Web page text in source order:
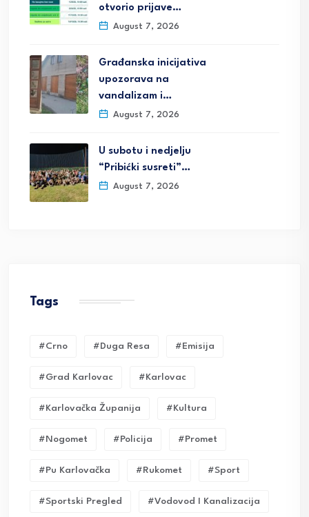
otvorio prijave…
August 7, 2026
Građanska inicijativa
upozorava na
vandalizam i…
August 7, 2026
U subotu i nedjelju
“Pribićki susreti”…
August 7, 2026
Tags
#crno #duga Resa #emisija
#grad Karlovac #karlovac
#karlovačka Županija #kultura
#nogomet #policija #promet
#pu Karlovačka #rukomet #sport
#sportski Pregled #vodovod I Kanalizacija